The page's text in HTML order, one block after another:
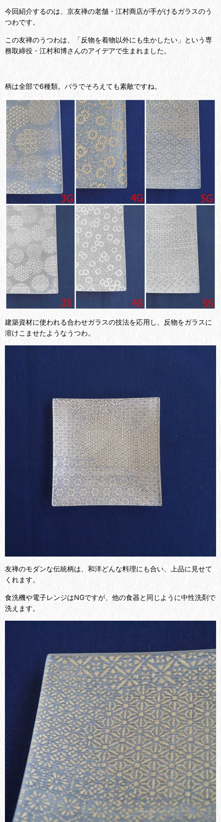
今回紹介するのは、京友禅の老舗・江村商店が手がけるガラスのう
つわです。
この友禅のうつわは、
「反物を着物以外にも生かしたい」という専
務取締役・江村和博さんのアイデアで生まれました。
柄は全部で6種類。バラでそろえても素敵ですね。
建築資材に使われる合わせガラスの技法を応用し、反物をガラスに
溶けこませたようなうつわ。
友禅のモダンな伝統柄は、和洋どんな料理にも合い、上品に見せて
くれます。
食洗機や電子レンジはNGですが、他の食器と同じように中性洗剤で
洗えます。